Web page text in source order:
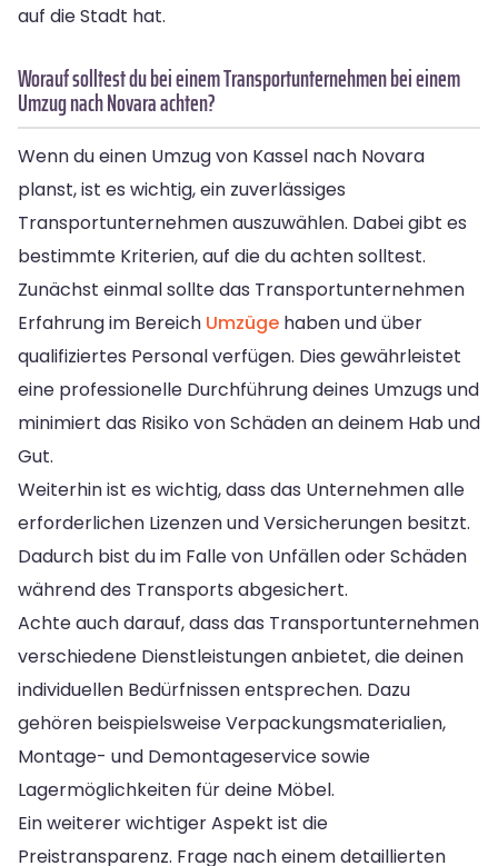
auf die Stadt hat.
Worauf solltest du bei einem Transportunternehmen bei einem
Umzug nach Novara achten?
Wenn du einen Umzug von Kassel nach Novara
planst, ist es wichtig, ein zuverlässiges
Transportunternehmen auszuwählen. Dabei gibt es
bestimmte Kriterien, auf die du achten solltest.
Zunächst einmal sollte das Transportunternehmen
Erfahrung im Bereich Umzüge haben und über
qualifiziertes Personal verfügen. Dies gewährleistet
eine professionelle Durchführung deines Umzugs und
minimiert das Risiko von Schäden an deinem Hab und
Gut.
Weiterhin ist es wichtig, dass das Unternehmen alle
erforderlichen Lizenzen und Versicherungen besitzt.
Dadurch bist du im Falle von Unfällen oder Schäden
während des Transports abgesichert.
Achte auch darauf, dass das Transportunternehmen
verschiedene Dienstleistungen anbietet, die deinen
individuellen Bedürfnissen entsprechen. Dazu
gehören beispielsweise Verpackungsmaterialien,
Montage- und Demontageservice sowie
Lagermöglichkeiten für deine Möbel.
Ein weiterer wichtiger Aspekt ist die
Preistransparenz. Frage nach einem detaillierten